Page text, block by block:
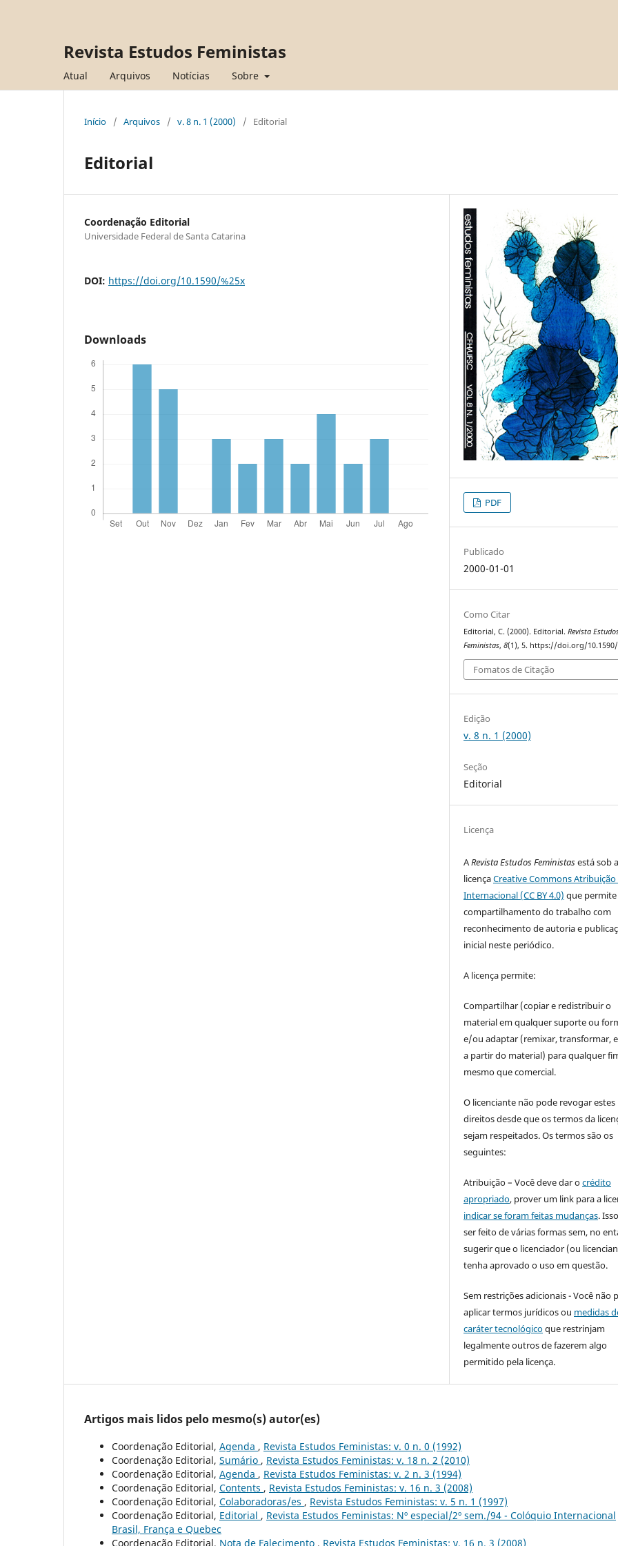
Revista Estudos Feministas
Atual Arquivos Notícias Sobre
Início / Arquivos / v. 8 n. 1 (2000) / Editorial
Editorial
Coordenação Editorial
Universidade Federal de Santa Catarina
DOI: https://doi.org/10.1590/%25x
Downloads
PDF
Publicado
2000-01-01
Como Citar
Editorial, C. (2000). Editorial.Revista
Feministas,8(1), 5. https://doi.org/
Fomatos de Citação
Edição
v. 8 n. 1 (2000)
Seção
Editorial
Licença
ARevista Estudos Feministasestá sob a
licençaCreative Commons Atribuição
Internacional (CC BY 4.0) que
compartilhamento do trabalho com
reconhecimento de autoria e
inicial neste periódico.
A licença permite:
Compartilhar (copiar e redistribuir o
material em qualquer suporte ou
e/ou adaptar (remixar, transformar,
a partir do material) para qualquer
mesmo que comercial.
O licenciante não pode revogar estes
direitos desde que os termos da
sejam respeitados. Os termos são os
seguintes:
Atribuição – Você deve dar ocrédito
apropriado, prover um link para a
indicar se foram feitas mudanças.
ser feito de várias formas sem, no
sugerir que o licenciador (ou
tenha aprovado o uso em questão.
Sem restrições adicionais - Você não
aplicar termos jurídicos ou medidas
caráter tecnológicoque restrinjam
legalmente outros de fazerem algo
permitido pela licença.
Artigos mais lidos pelo mesmo(s) autor(es)
Coordenação Editorial, Agenda , Revista Estudos Feministas: v. 0 n. 0 (1992)
Coordenação Editorial, Sumário , Revista Estudos Feministas: v. 18 n. 2 (2010)
Coordenação Editorial, Agenda , Revista Estudos Feministas: v. 2 n. 3 (1994)
Coordenação Editorial, Contents , Revista Estudos Feministas: v. 16 n. 3 (2008)
Coordenação Editorial, Colaboradoras/es , Revista Estudos Feministas: v. 5 n. 1 (1997)
Coordenação Editorial, Editorial , Revista Estudos Feministas: Nº especial/2º sem./94 - Colóquio Internacional
Brasil, França e Quebec
Coordenação Editorial, Nota de Falecimento , Revista Estudos Feministas: v. 16 n. 3 (2008)